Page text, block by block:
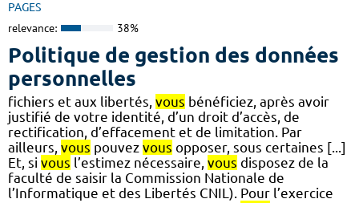
PAGES
relevance: 38%
Politique de gestion des données
personnelles
fichiers et aux libertés, vous bénéficiez, après avoir
justifié de votre identité, d’un droit d’accès, de
rectification, d’effacement et de limitation. Par
ailleurs, vous pouvez vous opposer, sous certaines [...]
Et, si vous l’estimez nécessaire, vous disposez de la
faculté de saisir la Commission Nationale de
l’Informatique et des Libertés CNIL). Pour l’exercice